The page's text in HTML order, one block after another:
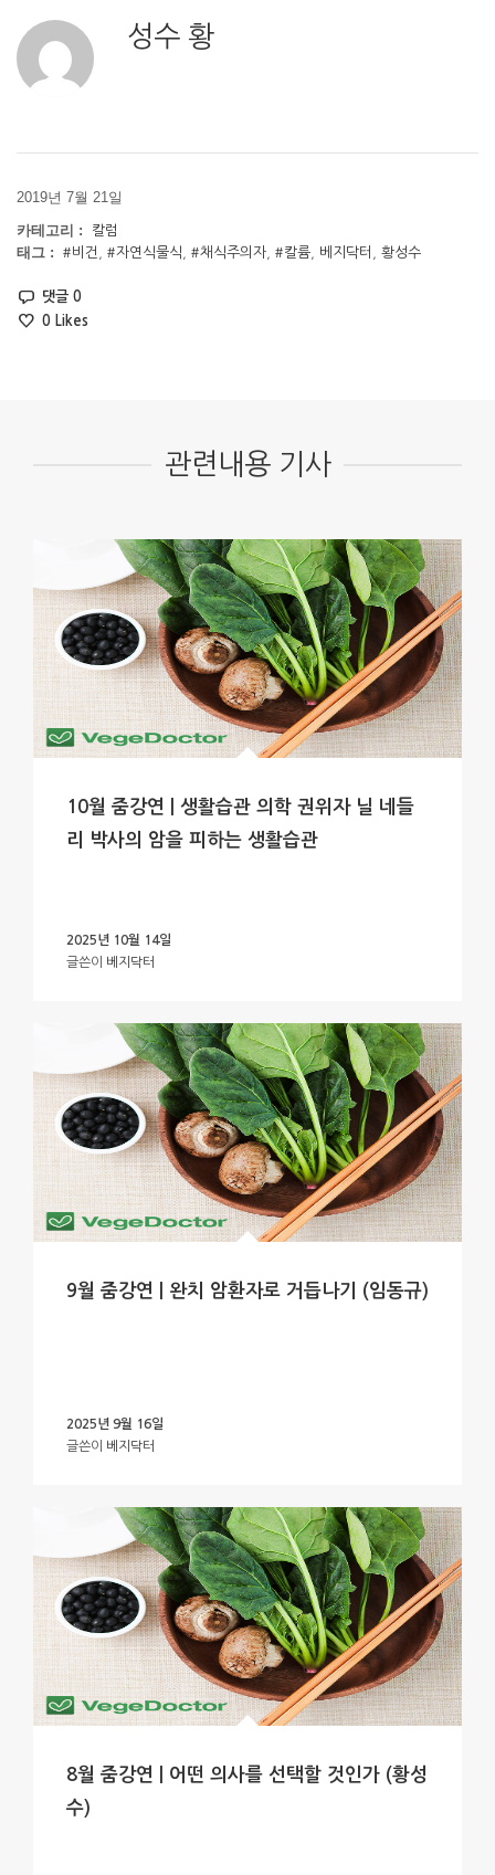
성수 황
2019년 7월 21일
카테고리 :
칼럼
태그 : #비건 #자연식물식 #채식주의자 #칼륨 베지닥터 황성수
댓글 0
0 Likes
관련내용 기사
10월 줌강연 | 생활습관 의학 권위자 닐 네들
리 박사의 암을 피하는 생활습관
2025년 10월 14일
글쓴이 베지닥터
9월 줌강연 | 완치 암환자로 거듭나기 (임동규)
2025년 9월 16일
글쓴이 베지닥터
8월 줌강연 | 어떤 의사를 선택할 것인가 (황성
수)